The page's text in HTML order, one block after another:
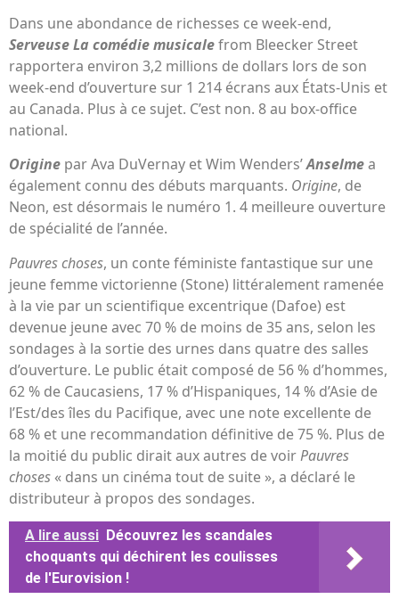
Dans une abondance de richesses ce week-end,
Serveuse La comédie musicalefrom Bleecker Street
rapportera environ 3,2 millions de dollars lors de son
week-end d’ouverture sur 1 214 écrans aux États-Unis et
au Canada. Plus à ce sujet. C’est non. 8 au box-office
national.
Origine par Ava DuVernay et Wim Wenders’Anselmea
également connu des débuts marquants. Origine, de
Neon, est désormais le numéro 1. 4 meilleure ouverture
de spécialité de l’année.
Pauvres choses, un conte féministe fantastique sur une
jeune femme victorienne (Stone) littéralement ramenée
à la vie par un scientifique excentrique (Dafoe) est
devenue jeune avec 70 % de moins de 35 ans, selon les
sondages à la sortie des urnes dans quatre des salles
d’ouverture. Le public était composé de 56 % d’hommes,
62 % de Caucasiens, 17 % d’Hispaniques, 14 % d’Asie de
l’Est/des îles du Pacifique, avec une note excellente de
68 % et une recommandation définitive de 75 %. Plus de
la moitié du public dirait aux autres de voirPauvres
choses« dans un cinéma tout de suite », a déclaré le
distributeur à propos des sondages.
A lire aussi Découvrez les scandales
choquants qui déchirent les coulisses
de l'Eurovision !